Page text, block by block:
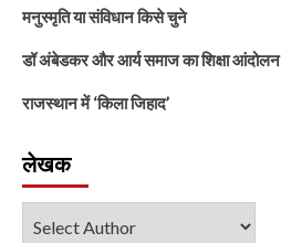
मनुस्मृति या संविधान किसे चुने
डॉ अंबेडकर और आर्य समाज का शिक्षा आंदोलन
राजस्थान में ‘किला जिहाद’
लेखक